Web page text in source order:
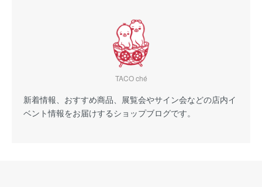
TACO ché
新着情報、おすすめ商品、展覧会やサイン会などの店内イ
ベント情報をお届けするショップブログです。